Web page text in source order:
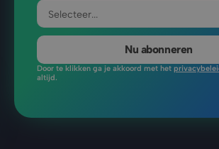
Nu abonneren
Door te klikken ga je akkoord met het
altijd.